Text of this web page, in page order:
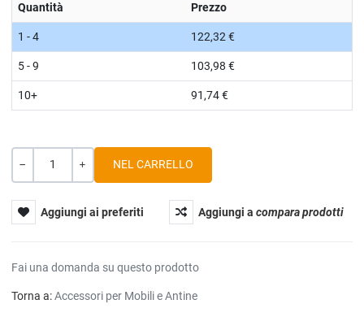
Quantità Prezzo
1 - 4 122,32 €
5 - 9 103,98 €
10+ 91,74 €
Quantità
Aggiungi ai preferiti Aggiungi acompara prodotti
Fai una domanda su questo prodotto
Torna a:Accessori per Mobili e Antine